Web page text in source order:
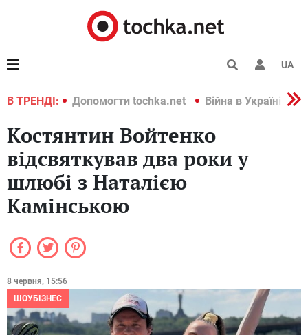
UA
В ТРЕНДІ:
2022 Допомогти tochka.net Війна в Україні 2022
Костянтин Войтенко
відсвяткував два роки у
шлюбі з Наталією
Камінською
8 червня, 15:56
ШОУБІЗНЕС